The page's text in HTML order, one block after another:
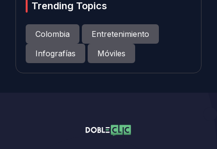
Trending Topics
Colombia
Entretenimiento
Infografías
Móviles